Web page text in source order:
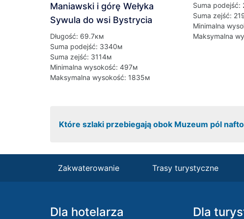
Maniawski i górę Wełyka
Sywula do wsi Bystrycia
Długość: 69.7км
Suma podejść: 3340м
Suma zejść: 3114м
Minimalna wysokość: 497м
Maksymalna wysokość: 1835м
Suma podejść:
Suma zejść:
Minimalna
Maksymalna
Które szlaki przebiegają obok Muzeum pól
Zakwaterowanie Trasy turystyczne
Dla hotelarza Dla